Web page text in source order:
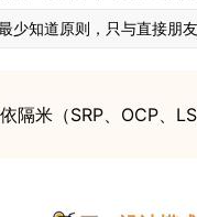
少知道原则，只与直接朋
隔米（SRP、OCP、